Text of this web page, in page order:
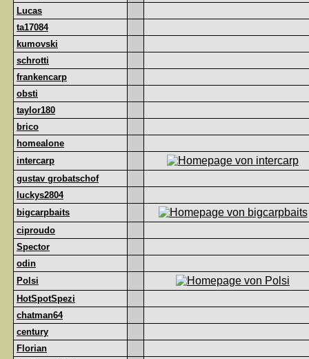
Lucas
ta17084
kumovski
schrotti
frankencarp
obsti
taylor180
brico
homealone
intercarp
gustav grobatschof
luckys2804
bigcarpbaits
ciproudo
Spector
odin
Polsi
HotSpotSpezi
chatman64
century
Florian